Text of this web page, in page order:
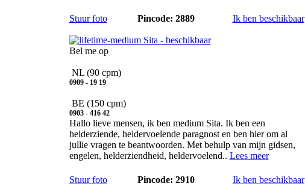
Stuur foto Pincode: 2889
Ik ben beschikbaar
Bel me op
NL (90 cpm)
0909 - 19 19
BE (150 cpm)
0903 - 416 42
Hallo lieve mensen, ik ben medium Sita. Ik ben een
helderziende, heldervoelende paragnost en ben hier om al
jullie vragen te beantwoorden. Met behulp van mijn gidsen,
engelen, helderziendheid, heldervoelend.. Lees meer
Stuur foto Pincode: 2910
Ik ben beschikbaar